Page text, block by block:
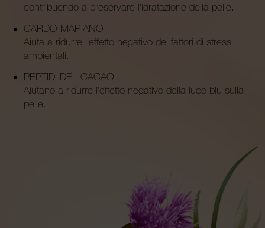
contribuendo a preservare l’idratazione della pelle.
CARDO MARIANO
Aiuta a ridurre l’effetto negativo dei fattori di stress
ambientali.
PEPTIDI DEL CACAO
Aiutano a ridurre l’effetto negativo della luce blu sulla
pelle.